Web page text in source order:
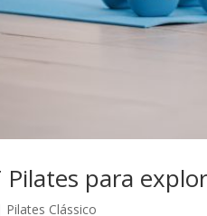
para
Pilates Clássico